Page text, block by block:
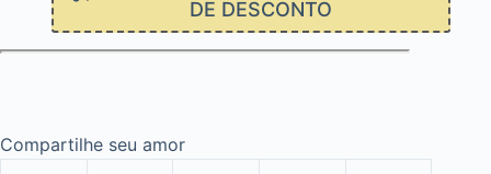
DE DESCONTO
Compartilhe seu amor